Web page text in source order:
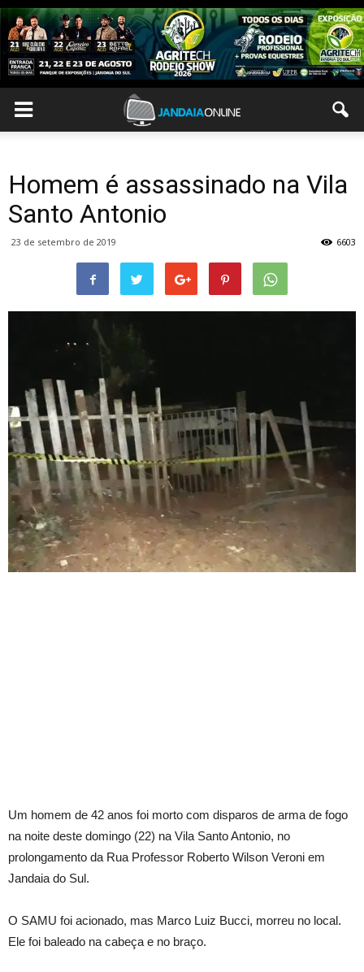
Homem é assassinado na Vila
Santo Antonio
23 de setembro de 2019 6603
Um homem de 42 anos foi morto com disparos de arma de fogo
na noite deste domingo (22) na Vila Santo Antonio, no
prolongamento da Rua Professor Roberto Wilson Veroni em
Jandaia do Sul.
O SAMU foi acionado, mas Marco Luiz Bucci, morreu no local.
Ele foi baleado na cabeça e no braço.